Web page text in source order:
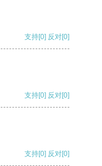
支持[0] 反对[0]
支持[0] 反对[0]
支持[0] 反对[0]